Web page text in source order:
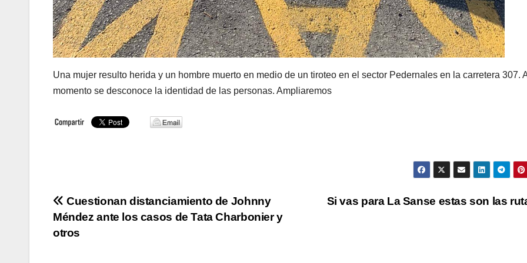
Una mujer resulto herida y un hombre muerto en medio de un tiroteo en el sector Pedernales en la carretera 307.
momento se desconoce la identidad de las personas. Ampliaremos
Navegación
de
Si vas para La Sanse estas son las
Cuestionan distanciamiento de Johnny
Méndez ante los casos de Tata Charbonier y
otros